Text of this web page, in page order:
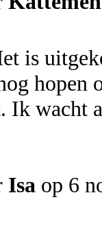
is
hopen
Ik wacht
Isa op 6